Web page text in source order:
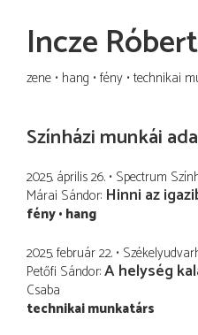
Incze Róbert
zene hang fény technikai
Színházi munkái
2025. április 26. Spectrum
Márai Sándor Hinni az
fény hang
2025. február 22.
Petőfi Sándor A helység
Csaba
technikai munkatárs